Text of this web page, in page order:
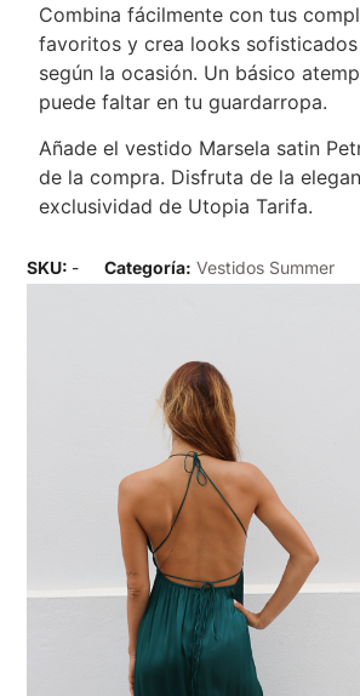
Combina fácilmente con tus
favoritos y crea looks
según la ocasión. Un básico
puede faltar en tu guardarropa.
Añade el vestido Marsela satin
de la compra. Disfruta de la
exclusividad de Utopia Tarifa.
SKU: - Categoría: Vestidos Summer